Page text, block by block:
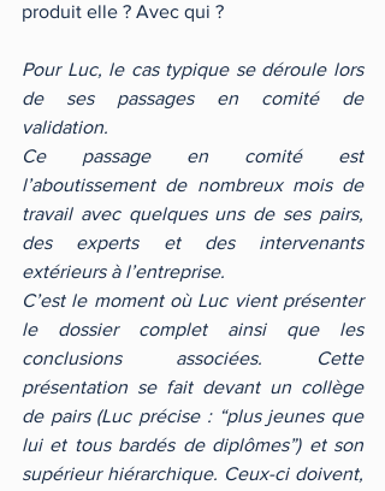
produit elle ? Avec qui ?
Pour Luc, le cas typique se déroule lors
de ses passages en comité de
validation.
Ce passage en comité est
l’aboutissement de nombreux mois de
travail avec quelques uns de ses pairs,
des experts et des intervenants
extérieurs à l’entreprise.
C’est le moment où Luc vient présenter
le dossier complet ainsi que les
conclusions associées. Cette
présentation se fait devant un collège
de pairs (Luc précise : “plus jeunes que
lui et tous bardés de diplômes”) et son
supérieur hiérarchique. Ceux-ci doivent,